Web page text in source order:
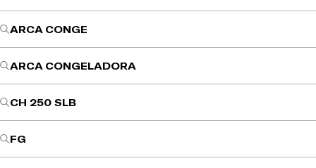
ARCA CONGE
ARCA CONGELADORA
CH 250 SLB
FG